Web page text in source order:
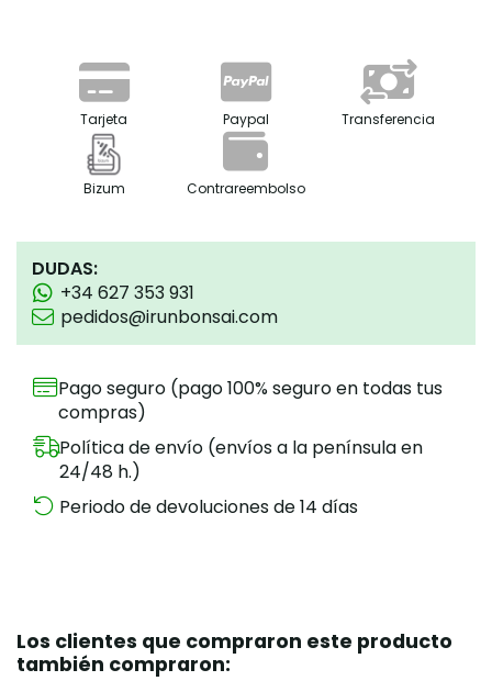
Tarjeta Paypal Transferencia
Bizum Contrareembolso
DUDAS:
+34 627 353 931
pedidos@irunbonsai.com
Pago seguro (pago 100% seguro en todas tus
compras)
Política de envío (envíos a la península en
24/48 h.)
Periodo de devoluciones de 14 días
Los clientes que compraron este producto
también compraron: